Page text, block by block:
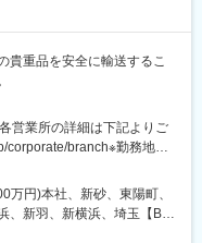
駅、久留米大学前駅、福間
青井駅、立川駅、井の頭公
、石上駅、北与野駅、南越
)、新浜松駅、江戸橋駅、あ
駅、南森町駅、八尾駅、
成増駅、高島町駅、新千葉
岡鉄道線)、第一通り駅、心
貴重品を安全に輸送するこ
営業所の詳細は下記よりご
branch※勤務地は
県のセンター勤務で通勤時
用が可能です。（当社規定
度（※物件により異なる）
万円)本社、新砂、東陽町、
新羽、新横浜、埼玉【B】